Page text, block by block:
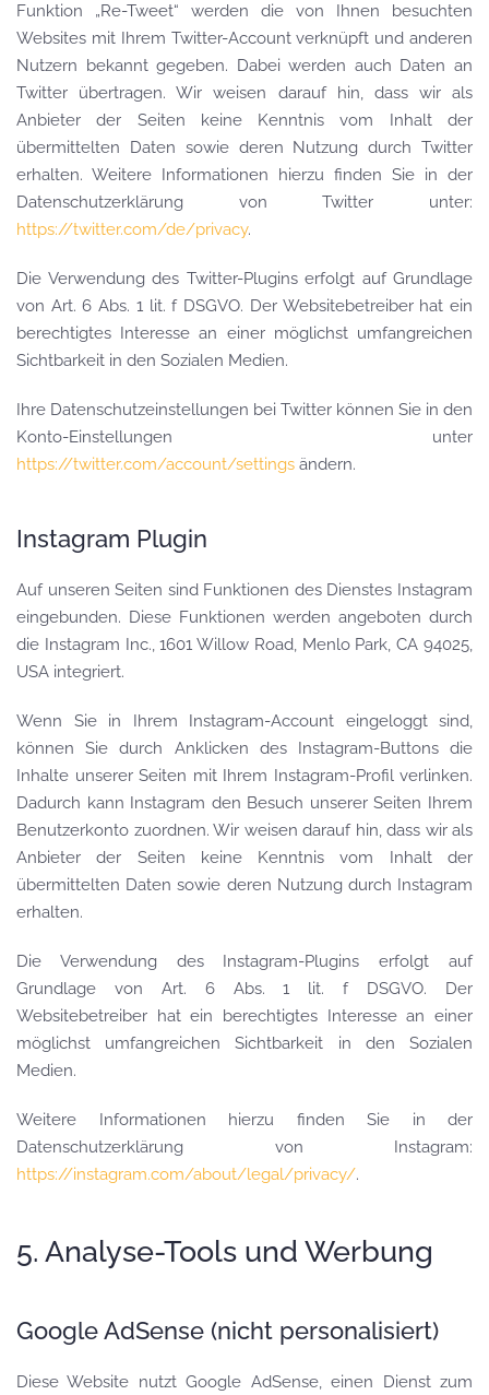
Funktion „Re-Tweet“ werden die von Ihnen besuchten
Websites mit Ihrem Twitter-Account verknüpft und anderen
Nutzern bekannt gegeben. Dabei werden auch Daten an
Twitter übertragen. Wir weisen darauf hin, dass wir als
Anbieter der Seiten keine Kenntnis vom Inhalt der
übermittelten Daten sowie deren Nutzung durch Twitter
erhalten. Weitere Informationen hierzu finden Sie in der
Datenschutzerklärung von Twitter unter:
https://twitter.com/de/privacy.
Die Verwendung des Twitter-Plugins erfolgt auf Grundlage
von Art. 6 Abs. 1 lit. f DSGVO. Der Websitebetreiber hat ein
berechtigtes Interesse an einer möglichst umfangreichen
Sichtbarkeit in den Sozialen Medien.
Ihre Datenschutzeinstellungen bei Twitter können Sie in den
Konto-Einstellungen unter
https://twitter.com/account/settings ändern.
Instagram Plugin
Auf unseren Seiten sind Funktionen des Dienstes Instagram
eingebunden. Diese Funktionen werden angeboten durch
die Instagram Inc., 1601 Willow Road, Menlo Park, CA 94025,
USA integriert.
Wenn Sie in Ihrem Instagram-Account eingeloggt sind,
können Sie durch Anklicken des Instagram-Buttons die
Inhalte unserer Seiten mit Ihrem Instagram-Profil verlinken.
Dadurch kann Instagram den Besuch unserer Seiten Ihrem
Benutzerkonto zuordnen. Wir weisen darauf hin, dass wir als
Anbieter der Seiten keine Kenntnis vom Inhalt der
übermittelten Daten sowie deren Nutzung durch Instagram
erhalten.
Die Verwendung des Instagram-Plugins erfolgt auf
Grundlage von Art. 6 Abs. 1 lit. f DSGVO. Der
Websitebetreiber hat ein berechtigtes Interesse an einer
möglichst umfangreichen Sichtbarkeit in den Sozialen
Medien.
Weitere Informationen hierzu finden Sie in der
Datenschutzerklärung von Instagram:
https://instagram.com/about/legal/privacy/.
5. Analyse-Tools und Werbung
Google AdSense (nicht personalisiert)
Diese Website nutzt Google AdSense, einen Dienst zum